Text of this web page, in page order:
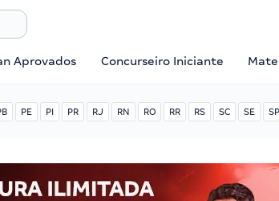
Aprovados Concurseiro Iniciante
PE PI PR RJ RN RO RR RS SC SE SP